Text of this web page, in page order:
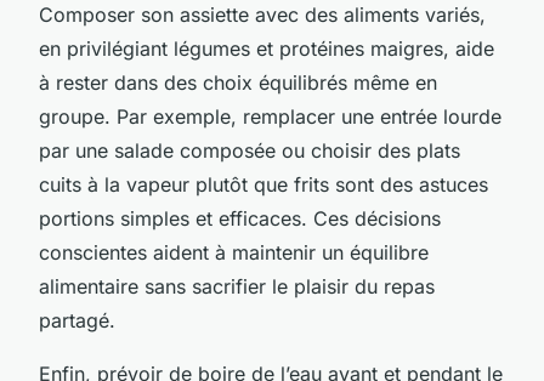
Composer son assiette avec des aliments variés,
en privilégiant légumes et protéines maigres, aide
à rester dans des choix équilibrés même en
groupe. Par exemple, remplacer une entrée lourde
par une salade composée ou choisir des plats
cuits à la vapeur plutôt que frits sont des astuces
portions simples et efficaces. Ces décisions
conscientes aident à maintenir un équilibre
alimentaire sans sacrifier le plaisir du repas
partagé.
Enfin, prévoir de boire de l’eau avant et pendant le